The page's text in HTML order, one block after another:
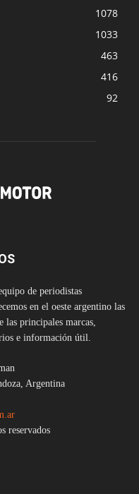
1078
1033
463
416
92
de periodistas
en el oeste argentino las
las principales marcas,
e información útil.
Argentina
reservados